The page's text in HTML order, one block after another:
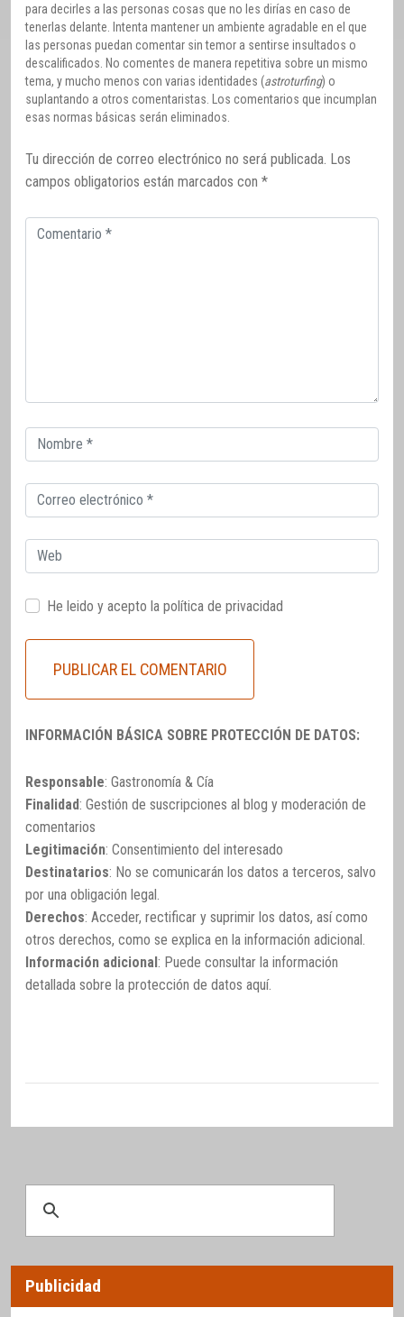
para decirles a las personas cosas que no les dirías en caso de
tenerlas delante. Intenta mantener un ambiente agradable en el que
las personas puedan comentar sin temor a sentirse insultados o
descalificados. No comentes de manera repetitiva sobre un mismo
tema, y mucho menos con varias identidades (astroturfing) o
suplantando a otros comentaristas. Los comentarios que incumplan
esas normas básicas serán eliminados.
Tu dirección de correo electrónico no será publicada. Los
campos obligatorios están marcados con *
Comentario
Correo
electrónico
Correo
electrónico
Web
He leido y acepto la política de privacidad
INFORMACIÓN BÁSICA SOBRE PROTECCIÓN DE DATOS:
Responsable: Gastronomía & Cía
Finalidad: Gestión de suscripciones al blog y moderación de
comentarios
Legitimación: Consentimiento del interesado
Destinatarios: No se comunicarán los datos a terceros, salvo
por una obligación legal.
Derechos: Acceder, rectificar y suprimir los datos, así como
otros derechos, como se explica en la información adicional.
Información adicional: Puede consultar la información
detallada sobre la protección de datos aquí.
Publicidad